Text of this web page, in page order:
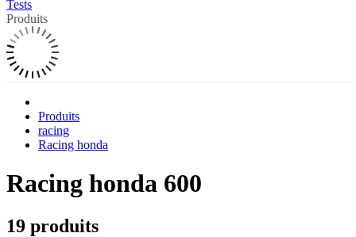
Tests
Produits
Produits
racing
Racing honda
Racing honda 600
19 produits